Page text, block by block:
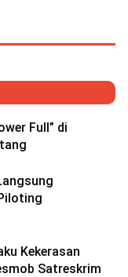
Full” di
Kekerasan
Satreskrim